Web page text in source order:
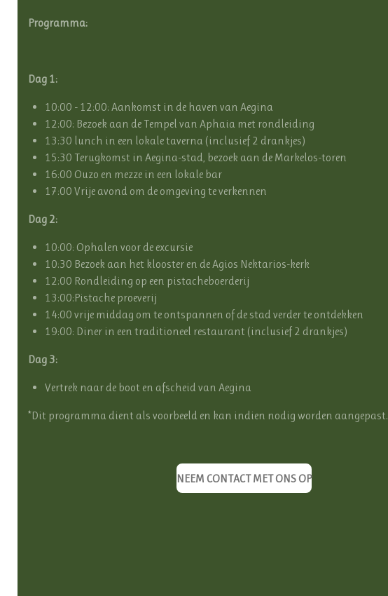
Programma:
Dag 1:
10:00 - 12:00: Aankomst in de haven van Aegina
12:00: Bezoek aan de Tempel van Aphaia met rondleiding
13:30 lunch in een lokale taverna (inclusief 2 drankjes)
15:30 Terugkomst in Aegina-stad, bezoek aan de Markelos-toren
16:00 Ouzo en mezze in een lokale bar
17:00 Vrije avond om de omgeving te verkennen
Dag 2:
10:00: Ophalen voor de excursie
10:30 Bezoek aan het klooster en de Agios Nektarios-kerk
12:00 Rondleiding op een pistacheboerderij
13:00:Pistache proeverij
14:00 vrije middag om te ontspannen of de stad verder te ontdekken
19:00: Diner in een traditioneel restaurant (inclusief 2 drankjes)
Dag 3:
Vertrek naar de boot en afscheid van Aegina
*Dit programma dient als voorbeeld en kan indien nodig worden aangepast.
NEEM CONTACT MET ONS OP